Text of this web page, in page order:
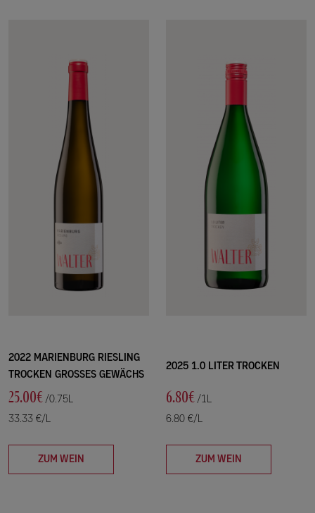
2022 MARIENBURG RIESLING
TROCKEN GROSSES GEWÄCHS
25.00€ /0.75L
33.33 €/L
ZUM WEIN
2025 1.0 LITER TROCKEN
6.80€ /1L
6.80 €/L
ZUM WEIN